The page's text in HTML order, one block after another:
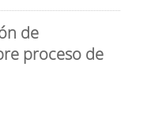
de
proceso de